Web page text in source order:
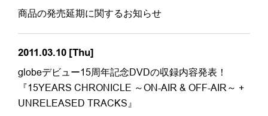
商品の発売延期に関するお知らせ
2011.03.10 [Thu]
globeデビュー15周年記念DVDの収録内容発表！
『15YEARS CHRONICLE ～ON-AIR & OFF-AIR～ +
UNRELEASED TRACKS』